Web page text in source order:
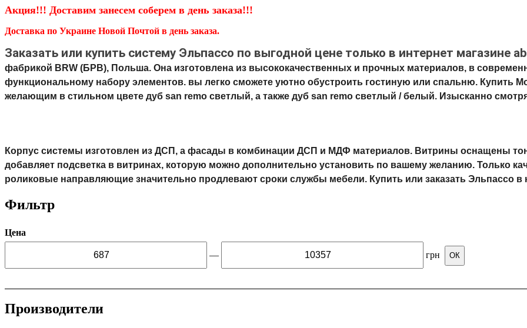
Акция!!! Доставим занесем соберем в день заказа!!!
Доставка по Украине Новой Почтой в день заказа.
Заказать или купить систему Эльпассо по выгодной цене только в интернет магазине
фабрикой BRW (БРВ), Польша. Она изготовлена ​​из высококачественных и прочных материалов, в
функциональному набору элементов. вы легко сможете уютно обустроить гостиную или спальню. Купить
желающим в стильном цвете дуб san remo светлый, а также дуб san remo светлый / белый. Изысканно
Корпус системы изготовлен из ДСП, а фасады в комбинации ДСП и МДФ материалов. Витрины оснащены
добавляет подсветка в витринах, которую можно дополнительно установить по вашему желанию. Только
роликовые направляющие значительно продлевают сроки службы мебели. Купить или заказать Эльпассо
http://abcmebli.com.ua/p15106-
sistema_elpasso_elpaso
Фильтр
Цена
— грн ОК
Производители